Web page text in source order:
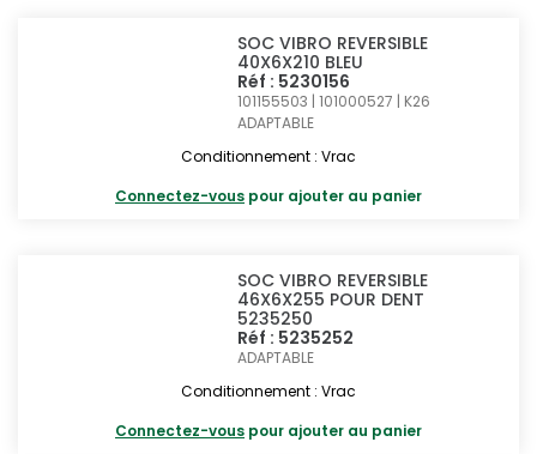
SOC VIBRO REVERSIBLE
40X6X210 BLEU
Réf : 5230156
101155503 | 101000527 | K26
ADAPTABLE
Conditionnement : Vrac
Connectez-vous pour ajouter au panier
SOC VIBRO REVERSIBLE
46X6X255 POUR DENT
5235250
Réf : 5235252
ADAPTABLE
Conditionnement : Vrac
Connectez-vous pour ajouter au panier